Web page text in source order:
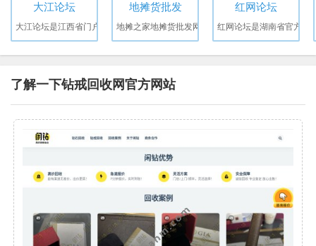
大江论坛
大江论坛是江西省门户
地摊货批发
地摊之家地摊货批发网
红网论坛
红网论坛是湖南省官方
了解一下钻戒回收网官方网站